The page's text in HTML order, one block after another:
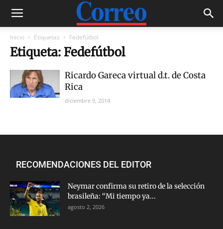
Inicio Etiquetas Fedefútbol
Etiqueta: Fedefútbol
Ricardo Gareca virtual d.t. de Costa
Rica
diciembre 9, 2014
RECOMENDACIONES DEL EDITOR
Neymar confirma su retiro de la selección
brasileña: “Mi tiempo ya...
agosto 2, 2026